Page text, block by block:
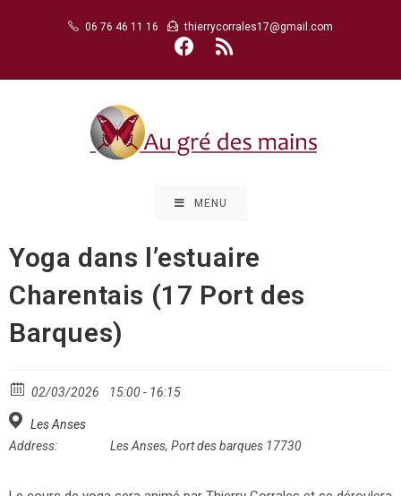
06 76 46 11 16 thierrycorrales17@gmail.com
MENU
Yoga dans l’estuaire
Charentais (17 Port des
Barques)
02/03/2026 15:00 - 16:15
Les Anses
Address:
Les Anses, Port des barques 17730